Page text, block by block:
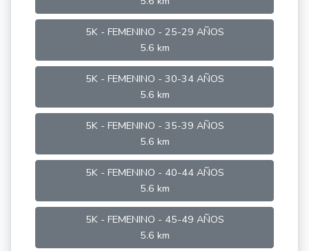
5K - FEMENINO - 25-29 AÑOS
5.6 km
5K - FEMENINO - 30-34 AÑOS
5.6 km
5K - FEMENINO - 35-39 AÑOS
5.6 km
5K - FEMENINO - 40-44 AÑOS
5.6 km
5K - FEMENINO - 45-49 AÑOS
5.6 km